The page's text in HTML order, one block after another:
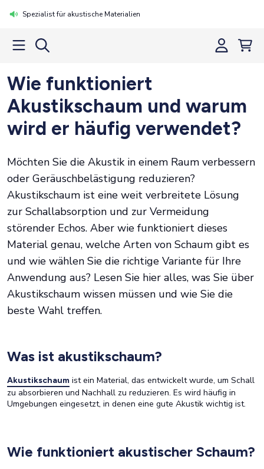
Spezialist für akustische Materialien
Wie funktioniert
Akustikschaum und warum
wird er häufig verwendet?
Möchten Sie die Akustik in einem Raum verbessern
oder Geräuschbelästigung reduzieren?
Akustikschaum ist eine weit verbreitete Lösung
zur Schallabsorption und zur Vermeidung
störender Echos. Aber wie funktioniert dieses
Material genau, welche Arten von Schaum gibt es
und wie wählen Sie die richtige Variante für Ihre
Anwendung aus? Lesen Sie hier alles, was Sie über
Akustikschaum wissen müssen und wie Sie die
beste Wahl treffen.
Was ist akustikschaum?
Akustikschaum ist ein Material, das entwickelt wurde, um Schall
zu absorbieren und Nachhall zu reduzieren. Es wird häufig in
Umgebungen eingesetzt, in denen eine gute Akustik wichtig ist.
Wie funktioniert akustischer Schaum?